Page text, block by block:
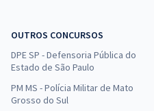
OUTROS CONCURSOS
DPE SP - Defensoria Pública do
Estado de São Paulo
PM MS - Polícia Militar de Mato
Grosso do Sul